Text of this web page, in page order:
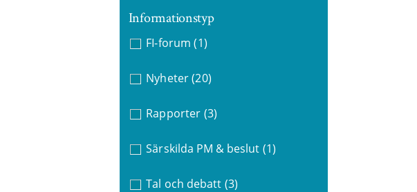
Informationstyp
FI-forum (1)
Nyheter (20)
Rapporter (3)
Särskilda PM & beslut (1)
Tal och debatt (3)